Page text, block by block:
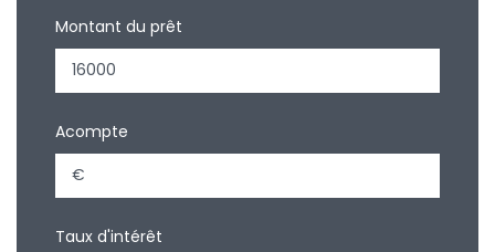
Montant du prêt
Acompte
Taux d'intérêt